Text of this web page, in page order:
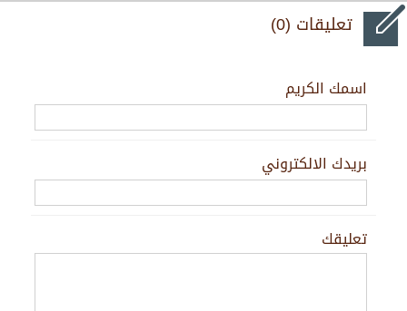
تعليقات (0)
اسمك الكريم
بريدك الالكتروني
تعليقك